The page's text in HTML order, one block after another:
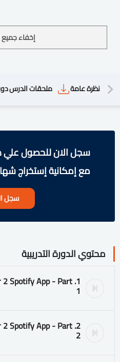
إخفاء جميع
نظرة عامة ملحقات الدرس
سجل الان للحصول علي
مع إمكانية إستخراج
سجل
محتوي الدورة التدريبية
2 Spotify App - Part
1
2 Spotify App - Part
2